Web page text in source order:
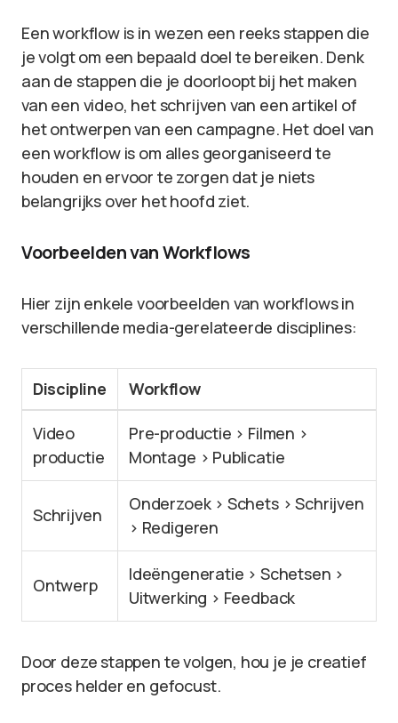
Een workflow is in wezen een reeks stappen die
je volgt om een bepaald doel te bereiken. Denk
aan de stappen die je doorloopt bij het maken
van een video, het schrijven van een artikel of
het ontwerpen van een campagne. Het doel van
een workflow is om alles georganiseerd te
houden en ervoor te zorgen dat je niets
belangrijks over het hoofd ziet.
Voorbeelden van Workflows
Hier zijn enkele voorbeelden van workflows in
verschillende media-gerelateerde disciplines:
Discipline Workflow
Video
productie
Pre-productie > Filmen >
Montage > Publicatie
Schrijven
Onderzoek > Schets > Schrijven
> Redigeren
Ontwerp
Ideëngeneratie > Schetsen >
Uitwerking > Feedback
Door deze stappen te volgen, hou je je creatief
proces helder en gefocust.